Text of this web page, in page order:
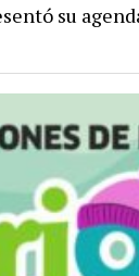
su